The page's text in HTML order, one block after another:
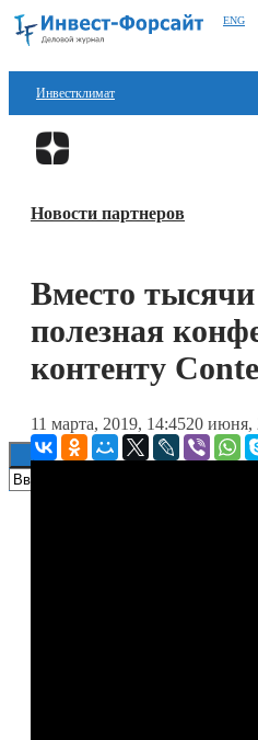
ENG
Инвестклимат
Финансы
Блокчейн
Новости партнеров
Вместо
полезная
контенту
11 марта, 2019, 14:4520 июня,